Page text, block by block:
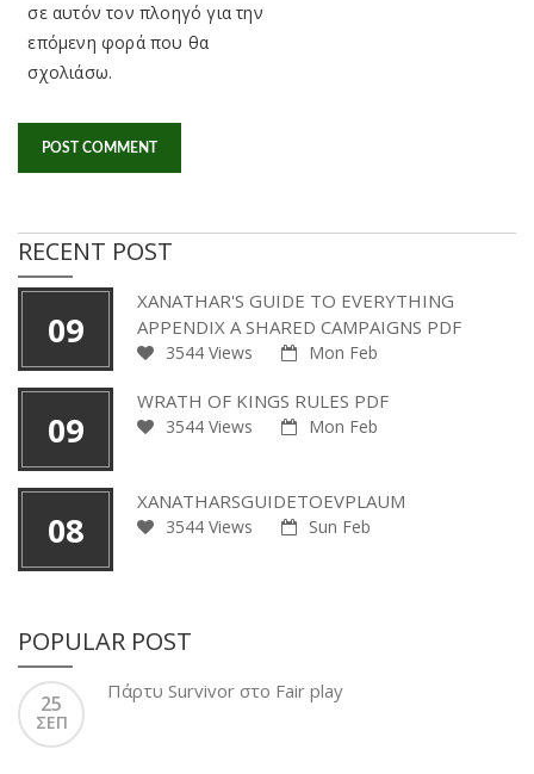
σε αυτόν τον πλοηγό για την
επόμενη φορά που θα
σχολιάσω.
RECENT POST
09
XANATHAR'S GUIDE TO EVERYTHING
APPENDIX A SHARED CAMPAIGNS PDF
3544 Views Mon Feb
09
WRATH OF KINGS RULES PDF
3544 Views Mon Feb
08
XANATHARSGUIDETOEVPLAUM
3544 Views Sun Feb
POPULAR POST
25
ΣΕΠ
Πάρτυ Survivor στο Fair play